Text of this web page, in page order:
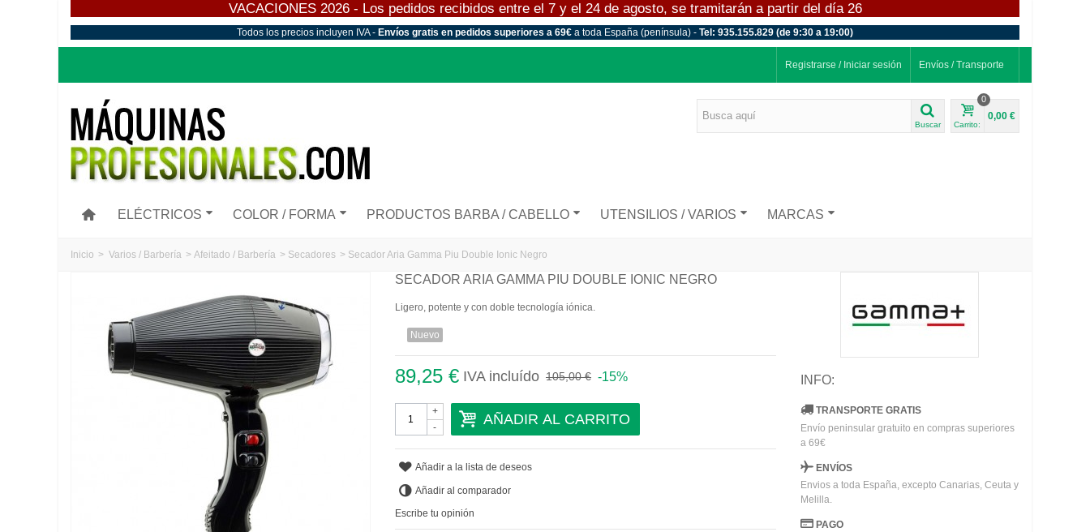
VACACIONES 2026 - Los pedidos recibidos entre el 7 y el 24 de agosto, se tramitarán a partir del día 26
Todos los precios incluyen IVA - Envíos gratis en pedidos superiores a 69€ a toda España (península) - Tel: 935.155.829 (de 9:30 a 19:00)
Envíos / Transporte
Registrarse / Iniciar sesión
Buscar Carrito:
0
0,00 €
ELÉCTRICOS COLOR / FORMA PRODUCTOS BARBA / CABELLO UTENSILIOS / VARIOS MARCAS
Inicio > Varios / Barbería > Afeitado / Barbería > Secadores > Secador Aria Gamma Piu Double Ionic Negro
SECADOR ARIA GAMMA PIU DOUBLE IONIC NEGRO
Ligero, potente y con doble tecnología iónica.
Nuevo
89,25 € IVA incluído 105,00 € -15%
-
+ AÑADIR AL CARRITO
Añadir a la lista de deseos
Añadir al comparador
Escribe tu opinión
INFO:
TRANSPORTE GRATIS
Envío peninsular gratuito en compras superiores
a 69€
ENVÍOS
Envios a toda España, excepto Canarias, Ceuta y
Melilla.
PAGO